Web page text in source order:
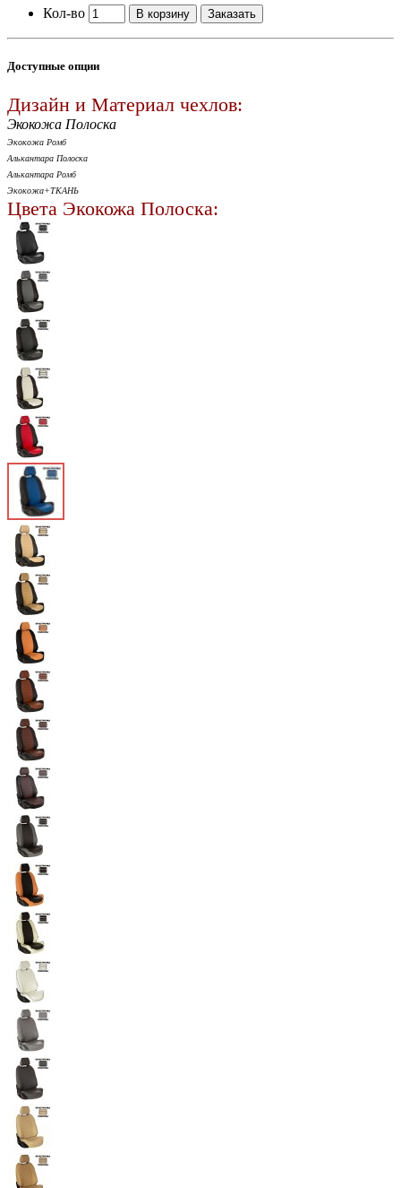
Кол-во В корзину Заказать
Доступные опции
Дизайн и Материал чехлов:
Экокожа Полоска
Экокожа Ромб
Алькантара Полоска
Алькантара Ромб
Экокожа+ТКАНЬ
Цвета Экокожа Полоска: